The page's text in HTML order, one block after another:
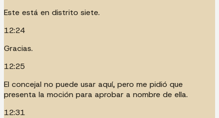
Este está en distrito siete.
12:24
Gracias.
12:25
El concejal no puede usar aquí, pero me pidió que
presenta la moción para aprobar a nombre de ella.
12:31